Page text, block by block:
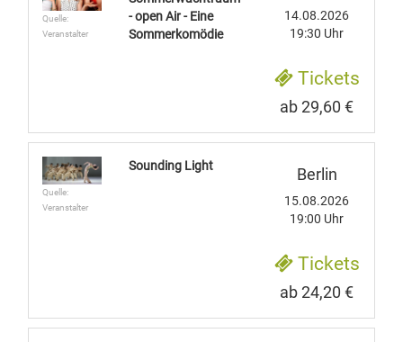
Quelle:
Veranstalter
- open Air - Eine
Sommerkomödie
14.08.2026
19:30 Uhr
Tickets
ab 29,60 €
Quelle:
Veranstalter
Sounding Light Berlin
15.08.2026
19:00 Uhr
Tickets
ab 24,20 €